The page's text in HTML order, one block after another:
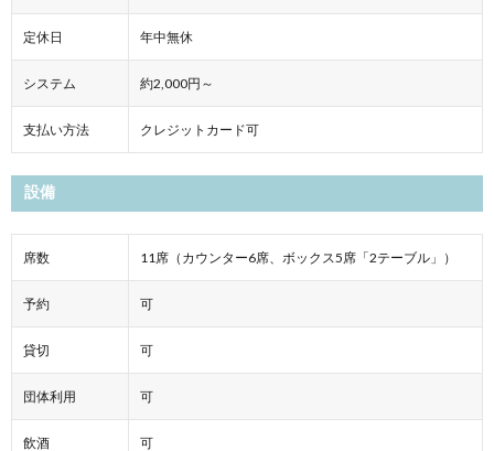
定休日 年中無休
システム 約2,000円～
支払い方法 クレジットカード可
設備
席数 11席（カウンター6席、ボックス5席「2テーブル」）
予約 可
貸切 可
団体利用 可
飲酒 可